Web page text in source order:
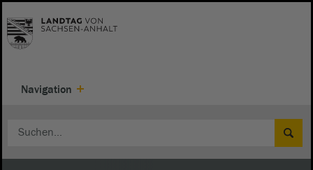
Navigation